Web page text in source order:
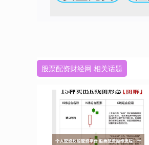
股票配资财经网 相关话题